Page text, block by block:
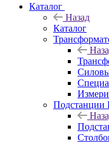
Каталог
Назад
Каталог